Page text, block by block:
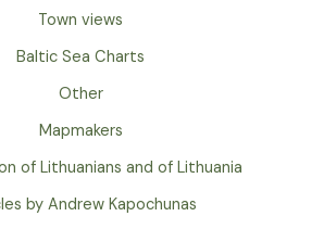
Town views
Baltic Sea Charts
Other
Mapmakers
of Lithuanians and of Lithuania
by Andrew Kapochunas